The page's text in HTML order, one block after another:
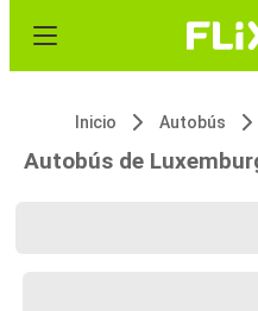
Inicio Autobús
Autobús de